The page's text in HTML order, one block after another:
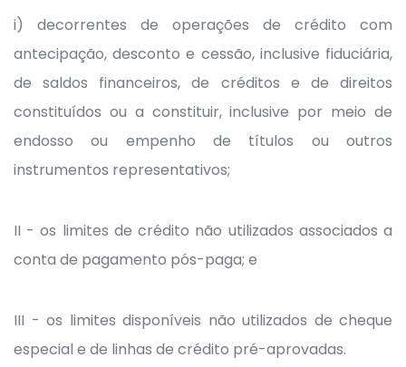
i) decorrentes de operações de crédito com
antecipação, desconto e cessão, inclusive fiduciária,
de saldos financeiros, de créditos e de direitos
constituídos ou a constituir, inclusive por meio de
endosso ou empenho de títulos ou outros
instrumentos representativos;
II - os limites de crédito não utilizados associados a
conta de pagamento pós-paga; e
III - os limites disponíveis não utilizados de cheque
especial e de linhas de crédito pré-aprovadas.